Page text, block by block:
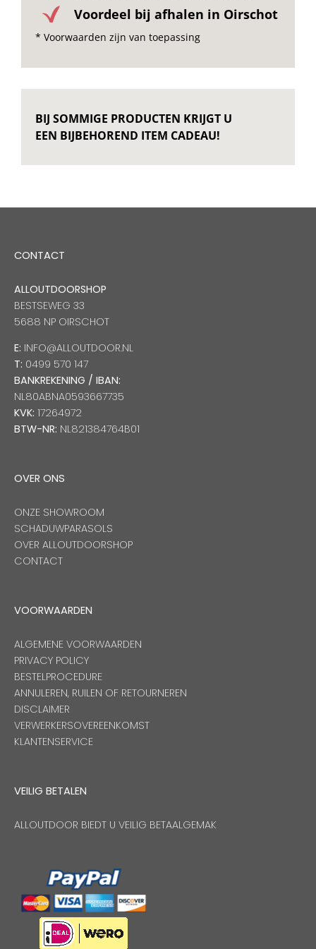
Voordeel bij afhalen in Oirschot
* Voorwaarden zijn van toepassing
BIJ SOMMIGE PRODUCTEN KRIJGT U
EEN BIJBEHOREND ITEM CADEAU!
CONTACT
ALLOUTDOORSHOP
BESTSEWEG 33
5688 NP OIRSCHOT
E: INFO@ALLOUTDOOR.NL
T: 0499 570 147
BANKREKENING / IBAN:
NL80ABNA0593667735
KVK: 17264972
BTW-NR: NL821384764B01
OVER ONS
ONZE SHOWROOM
SCHADUWPARASOLS
OVER ALLOUTDOORSHOP
CONTACT
VOORWAARDEN
ALGEMENE VOORWAARDEN
PRIVACY POLICY
BESTELPROCEDURE
ANNULEREN, RUILEN OF RETOURNEREN
DISCLAIMER
VERWERKERSOVEREENKOMST
KLANTENSERVICE
VEILIG BETALEN
ALLOUTDOOR BIEDT U VEILIG BETAALGEMAK